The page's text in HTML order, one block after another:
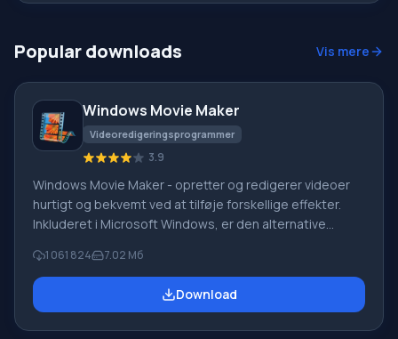
Popular downloads Vis mere
Windows Movie Maker
Videoredigeringsprogrammer
3.9
Windows Movie Maker - opretter og redigerer videoer
hurtigt og bekvemt ved at tilføje forskellige effekter.
Inkluderet i Microsoft Windows, er den alternative
Live-softwarepakke fra Microsoft. Funktioner i Windows
Movie Maker: Optag video fra forskellige kilder
(videokameraer, mobiltelefoner, digitale videokameraer,
1 061 824 7.02 Мб
Download